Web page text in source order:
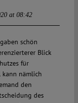
at 08:42
schön
Blick
für
kann nämlich
den
des